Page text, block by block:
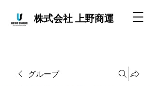
株式会社 上野商運
グループ